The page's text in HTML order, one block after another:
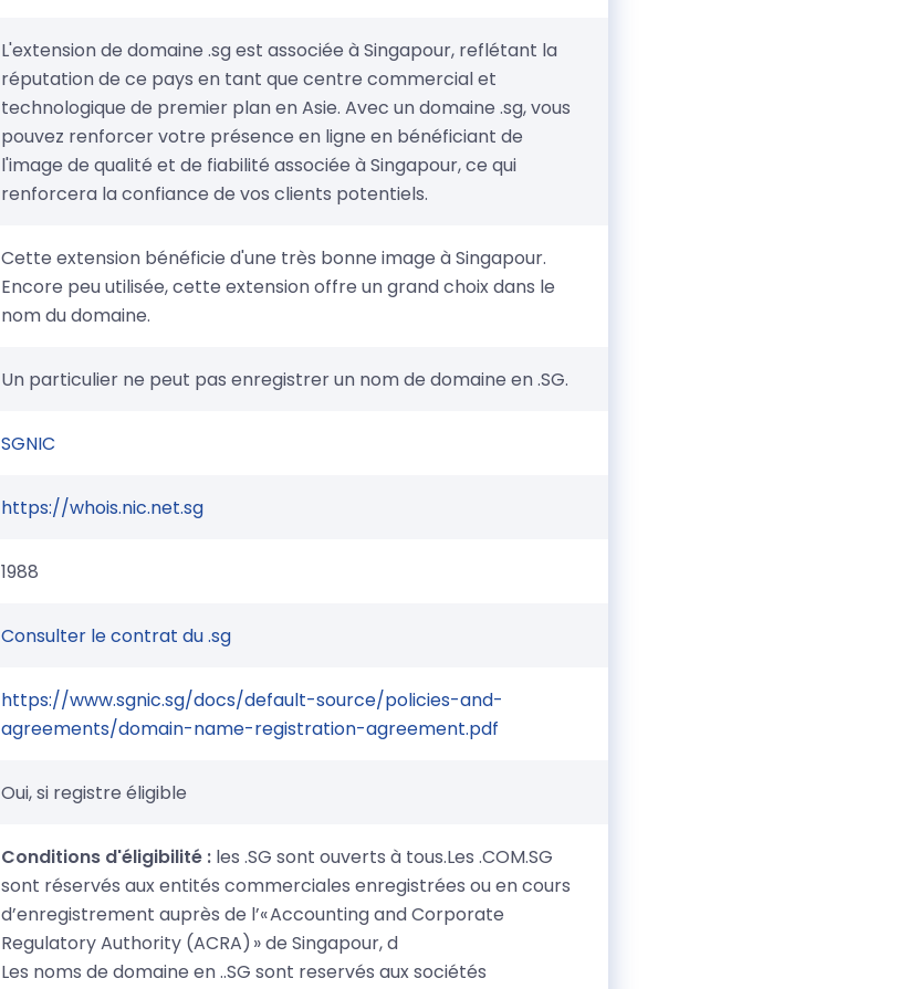
L'extension de domaine .sg est associée à Singapour, reflétant la
réputation de ce pays en tant que centre commercial et
technologique de premier plan en Asie. Avec un domaine .sg, vous
pouvez renforcer votre présence en ligne en bénéficiant de
l'image de qualité et de fiabilité associée à Singapour, ce qui
renforcera la confiance de vos clients potentiels.
Cette extension bénéficie d'une très bonne image à Singapour.
Encore peu utilisée, cette extension offre un grand choix dans le
nom du domaine.
Un particulier ne peut pas enregistrer un nom de domaine en .SG.
SGNIC
https://whois.nic.net.sg
1988
Consulter le contrat du .sg
https://www.sgnic.sg/docs/default-source/policies-and-
agreements/domain-name-registration-agreement.pdf
Oui, si registre éligible
Conditions d'éligibilité : les .SG sont ouverts à tous.Les .COM.SG
sont réservés aux entités commerciales enregistrées ou en cours
d’enregistrement auprès de l’« Accounting and Corporate
Regulatory Authority (ACRA) » de Singapour, d
Les noms de domaine en ..SG sont reservés aux sociétés